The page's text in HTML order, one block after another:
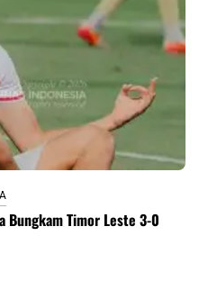
Bungkam Timor Leste 3-0